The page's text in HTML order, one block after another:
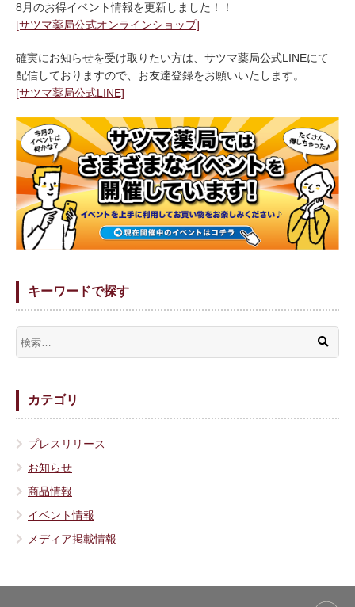
8月のお得イベント情報を更新しました！！
[サツマ薬局公式オンラインショップ]
確実にお知らせを受け取りたい方は、サツマ薬局公式LINEにて
配信しておりますので、お友達登録をお願いいたします。
[サツマ薬局公式LINE]
キーワードで探す
カテゴリ
プレスリリース
お知らせ
商品情報
イベント情報
メディア掲載情報